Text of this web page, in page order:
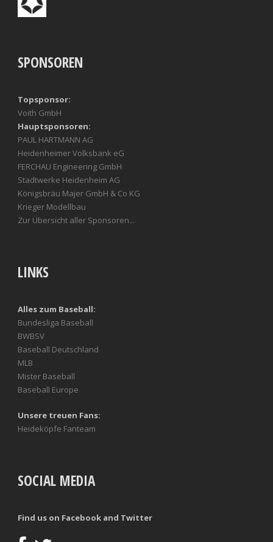
SPONSOREN
Topsponsor:
Voith GmbH
Hauptsponsoren:
PAUL HARTMANN AG
Heidenheimer Volksbank eG
FERCHAU Engineering GmbH
Stadtwerke Heidenheim AG
Königsbräu Majer GmbH & Co KG
Krieger Modellbau
Zur Übersicht aller Sponsoren...
LINKS
Alles zum Baseball:
Bundesliga Baseball
BWBSV
Baseball Deutschland
MLB
Mister Baseball
Baseball Europe
Unsere treuen Fans:
Heideköpfe Fanteam
SOCIAL MEDIA
Find us on Facebook and Twitter